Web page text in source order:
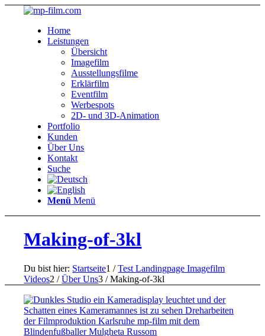
Home
Leistungen
Übersicht
Imagefilm
Ausstellungsfilme
Erklärfilm
Eventfilm
Werbespots
2D- und 3D-Animation
Portfolio
Kunden
Über Uns
Kontakt
Suche
Menü Menü
Making-of-3kl
Du bist hier: Startseite1 / Test Landingpage Imagefilm
Videos2 / Über Uns3 / Making-of-3kl